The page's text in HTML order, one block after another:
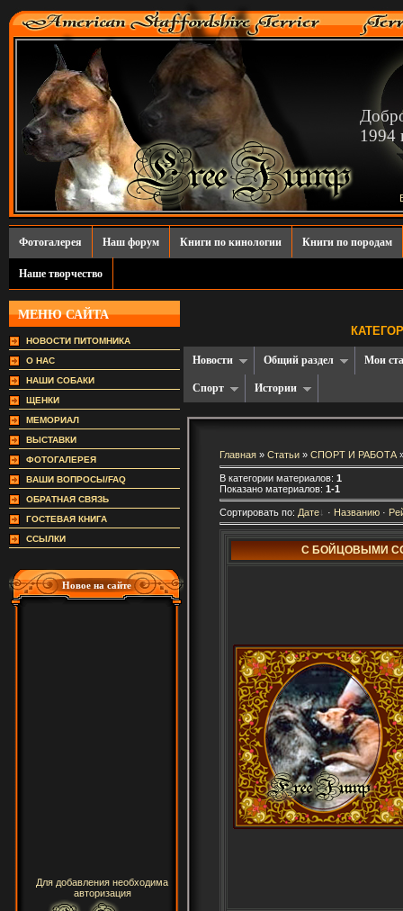
1994
Фотогалерея Наш форум Книги по кинологии Книги по породам
Наше творчество
МЕНЮ САЙТА
НОВОСТИ ПИТОМНИКА
О НАС
НАШИ СОБАКИ
ЩЕНКИ
МЕМОРИАЛ
ВЫСТАВКИ
ФОТОГАЛЕРЕЯ
ВАШИ ВОПРОСЫ/FAQ
ОБРАТНАЯ СВЯЗЬ
ГОСТЕВАЯ КНИГА
ССЫЛКИ
Новое на сайте
Для добавления необходима
авторизация
Новости Общий раздел Мои
Спорт Истории
Главная » Статьи » СПОРТ И РАБОТА
В категории материалов: 1
Показано материалов: 1-1
Сортировать по: Дате · Названию ·
С БОЙЦОВЫМИ